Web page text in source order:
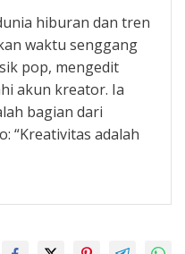
hiburan dan tren
waktu senggang
pop, mengedit
akun kreator. Ia
bagian dari
“Kreativitas adalah